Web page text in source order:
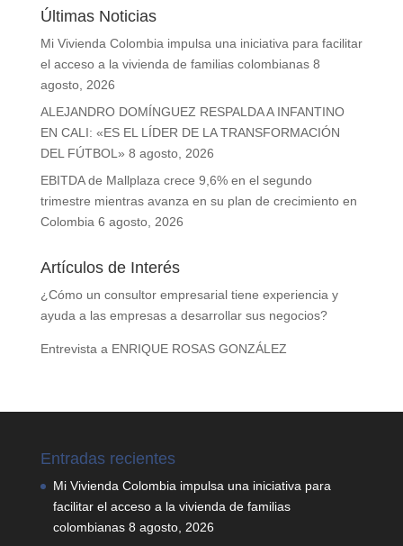
Últimas Noticias
Mi Vivienda Colombia impulsa una iniciativa para facilitar
el acceso a la vivienda de familias colombianas 8
agosto, 2026
ALEJANDRO DOMÍNGUEZ RESPALDA A INFANTINO
EN CALI: «ES EL LÍDER DE LA TRANSFORMACIÓN
DEL FÚTBOL» 8 agosto, 2026
EBITDA de Mallplaza crece 9,6% en el segundo
trimestre mientras avanza en su plan de crecimiento en
Colombia 6 agosto, 2026
Artículos de Interés
¿Cómo un consultor empresarial tiene experiencia y
ayuda a las empresas a desarrollar sus negocios?
Entrevista a ENRIQUE ROSAS GONZÁLEZ
Entradas recientes
Mi Vivienda Colombia impulsa una iniciativa para
facilitar el acceso a la vivienda de familias
colombianas 8 agosto, 2026